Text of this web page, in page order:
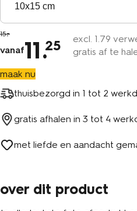
15
vanaf11.25 excl. 1.79
gratis af te
maak nu
thuisbezorgd in 1 tot 2
gratis afhalen in 3 tot 4
met liefde en aandacht
over dit product